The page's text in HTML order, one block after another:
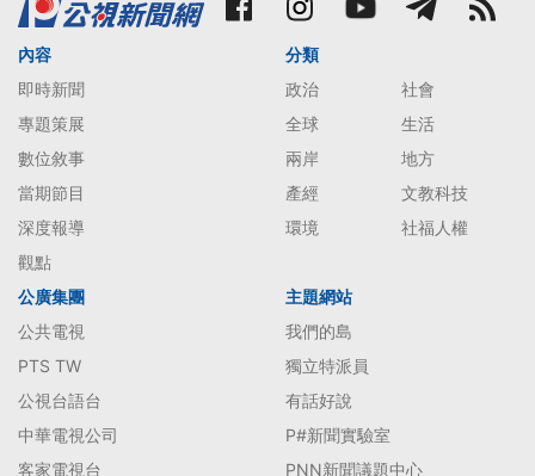
內容
即時新聞
專題策展
數位敘事
當期節目
深度報導
觀點
分類
政治
社會
全球
生活
兩岸
地方
產經
文教科技
環境
社福人權
公廣集團
公共電視
PTS TW
公視台語台
中華電視公司
客家電視台
主題網站
我們的島
獨立特派員
有話好說
P#新聞實驗室
PNN新聞議題中心